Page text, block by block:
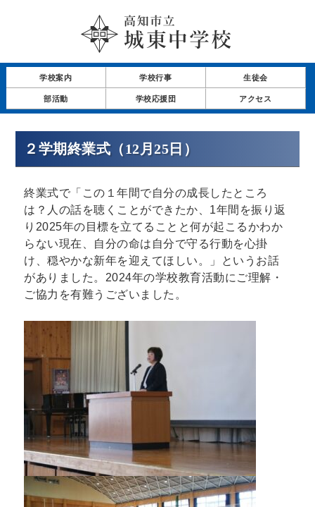
学校案内 学校行事 生徒会
部活動 学校応援団 アクセス
２学期終業式（12月25日）
終業式で「この１年間で自分の成長したところ
は？人の話を聴くことができたか、1年間を振り返
り2025年の目標を立てることと何が起こるかわか
らない現在、自分の命は自分で守る行動を心掛
け、穏やかな新年を迎えてほしい。」というお話
がありました。2024年の学校教育活動にご理解・
ご協力を有難うございました。